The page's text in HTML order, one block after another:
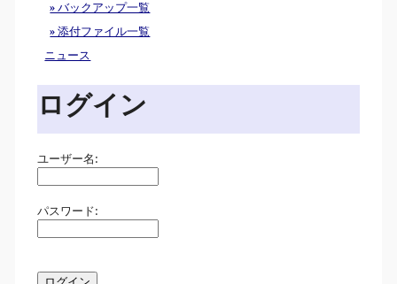
» バックアップ一覧
» 添付ファイル一覧
ニュース
ログイン
ユーザー名:
パスワード: